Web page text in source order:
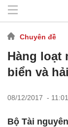
Chuyên đề
Hàng loạt
biển và
08/12/2017 - 11:01
Bộ Tài